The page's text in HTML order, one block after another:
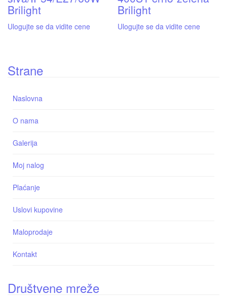
Brilight
Ulogujte se da vidite cene
Brilight
Ulogujte se da vidite cene
Strane
Naslovna
O nama
Galerija
Moj nalog
Plaćanje
Uslovi kupovine
Maloprodaje
Kontakt
Društvene mreže